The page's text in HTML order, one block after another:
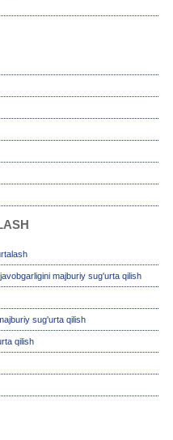
majburiy sug'urta qilish
sug'urta qilish
qilish